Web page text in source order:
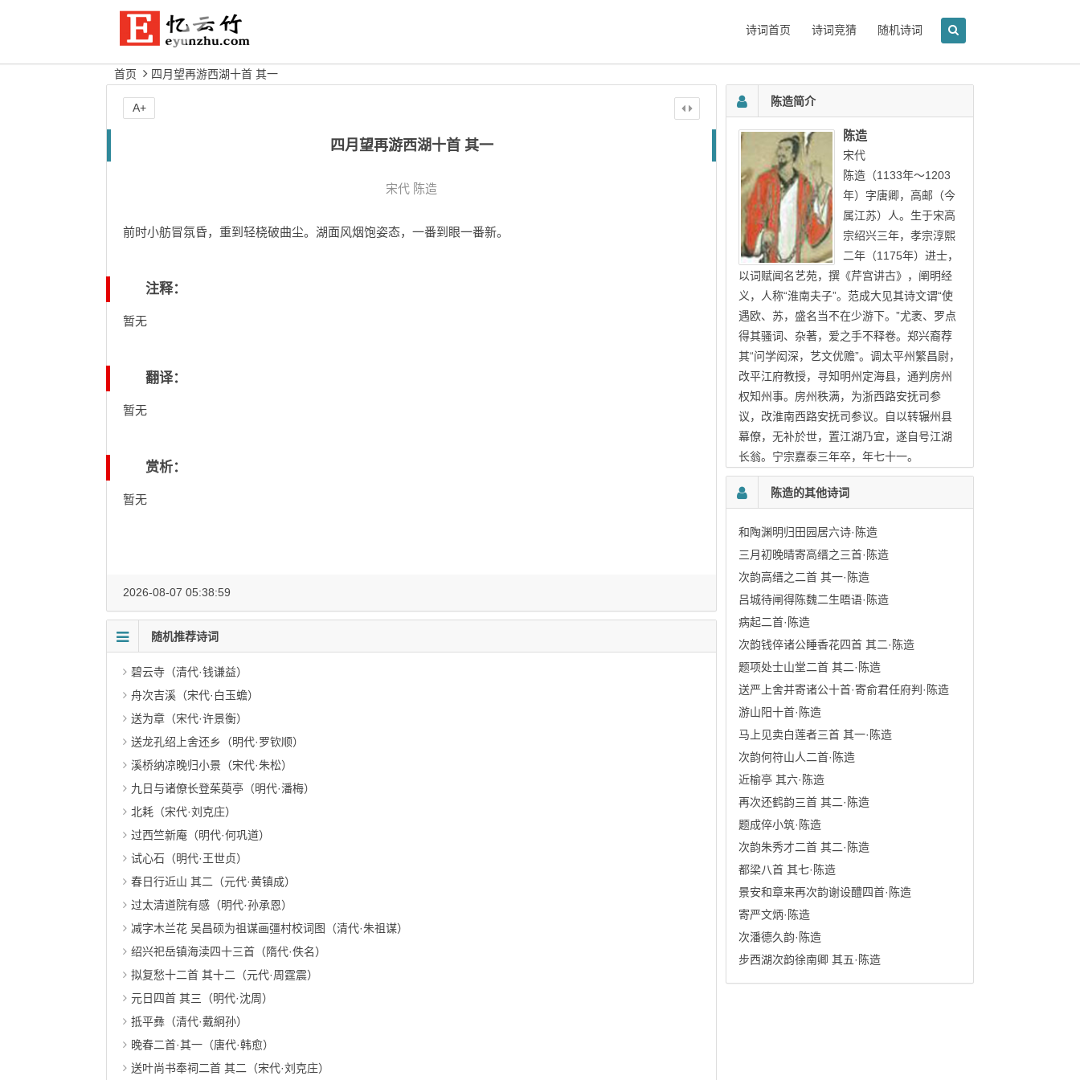
诗词首页 诗词竞猜 随机诗词
首页 四月望再游西湖十首 其一
四月望再游西湖十首 其一
宋代 陈造
前时小舫冒氛昏，重到轻桡破曲尘。湖面风烟饱姿态，一番到眼一番新。
注释：
暂无
翻译：
暂无
赏析：
暂无
A+
2026-08-07 05:38:59
随机推荐诗词
碧云寺（清代·钱谦益）
舟次吉溪（宋代·白玉蟾）
送为章（宋代·许景衡）
送龙孔绍上舍还乡（明代·罗钦顺）
溪桥纳凉晚归小景（宋代·朱松）
九日与诸僚长登茱萸亭（明代·潘梅）
北耗（宋代·刘克庄）
过西竺新庵（明代·何巩道）
试心石（明代·王世贞）
春日行近山 其二（元代·黄镇成）
过太清道院有感（明代·孙承恩）
减字木兰花 吴昌硕为祖谋画彊村校词图（清代·朱祖谋）
绍兴祀岳镇海渎四十三首（隋代·佚名）
拟复愁十二首 其十二（元代·周霆震）
元日四首 其三（明代·沈周）
抵平彝（清代·戴絅孙）
晚春二首·其一（唐代·韩愈）
送叶尚书奉祠二首 其二（宋代·刘克庄）
陈造简介
陈造
宋代
陈造（1133年～1203
年）字唐卿，高邮（今
属江苏）人。生于宋高
宗绍兴三年，孝宗淳熙
二年（1175年）进士，
以词赋闻名艺苑，撰《芹宫讲古》，阐明经
义，人称“淮南夫子”。范成大见其诗文谓“使
遇欧、苏，盛名当不在少游下。”尤袤、罗点
得其骚词、杂著，爱之手不释卷。郑兴裔荐
其“问学闳深，艺文优赡”。调太平州繁昌尉，
改平江府教授，寻知明州定海县，通判房州
权知州事。房州秩满，为浙西路安抚司参
议，改淮南西路安抚司参议。自以转辗州县
幕僚，无补於世，置江湖乃宜，遂自号江湖
长翁。宁宗嘉泰三年卒，年七十一。
陈造的其他诗词
和陶渊明归田园居六诗·陈造
三月初晚晴寄高缙之三首·陈造
次韵高缙之二首 其一·陈造
吕城待闸得陈魏二生晤语·陈造
病起二首·陈造
次韵钱倅诸公睡香花四首 其二·陈造
题项处士山堂二首 其二·陈造
送严上舍并寄诸公十首·寄俞君任府判·陈造
游山阳十首·陈造
马上见卖白莲者三首 其一·陈造
次韵何符山人二首·陈造
近榆亭 其六·陈造
再次还鹤韵三首 其二·陈造
题成倅小筑·陈造
次韵朱秀才二首 其二·陈造
都梁八首 其七·陈造
景安和章来再次韵谢设醴四首·陈造
寄严文炳·陈造
次潘德久韵·陈造
步西湖次韵徐南卿 其五·陈造